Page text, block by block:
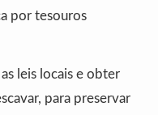
por tesouros
leis locais e obter
para preservar